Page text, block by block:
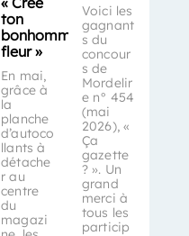
ton
bonhomme-
fleur »
En mai,
grâce à
la
planche
d’autoco
llants à
détache
r au
centre
du
magazi
Voici les
gagnant
s du
concour
s de
Mordelir
e n° 454
(mai
2026), «
Ça
gazette
? ». Un
grand
merci à
tous les
particip